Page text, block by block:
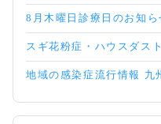
8月木曜日診療日のお知ら
スギ花粉症・ハウスダス
地域の感染症流行情報 九